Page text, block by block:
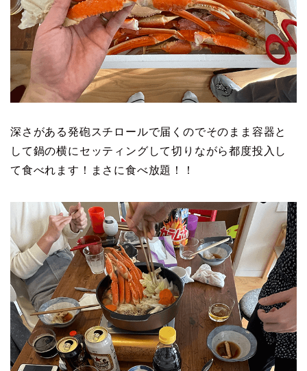
深さがある発砲スチロールで届くのでそのまま容器と
して鍋の横にセッティングして切りながら都度投入し
て食べれます！まさに食べ放題！！